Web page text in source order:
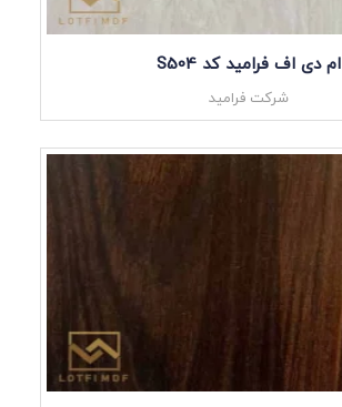
ام دی اف فرامید کد S504
شرکت فرامید